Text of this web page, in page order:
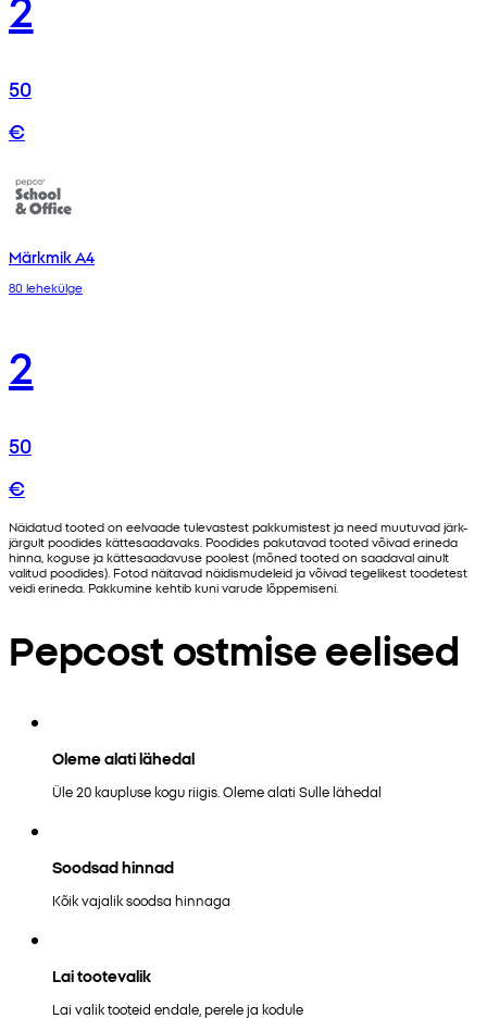
50
€
Märkmik A4
80 lehekülge
2
50
€
Näidatud tooted on eelvaade tulevastest pakkumistest ja need muutuvad järk-
järgult poodides kättesaadavaks. Poodides pakutavad tooted võivad erineda
hinna, koguse ja kättesaadavuse poolest (mõned tooted on saadaval ainult
valitud poodides). Fotod näitavad näidismudeleid ja võivad tegelikest toodetest
veidi erineda. Pakkumine kehtib kuni varude lõppemiseni.
Pepcost ostmise eelised
Oleme alati lähedal
Üle 20 kaupluse kogu riigis. Oleme alati Sulle lähedal
Soodsad hinnad
Kõik vajalik soodsa hinnaga
Lai tootevalik
Lai valik tooteid endale, perele ja kodule